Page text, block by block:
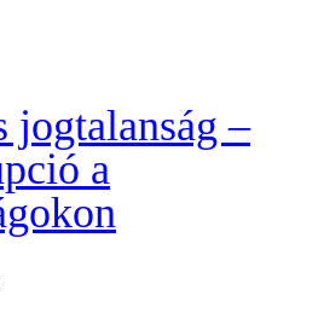
jogtalanság –
a